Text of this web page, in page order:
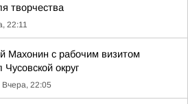
творчества
22:11
Махонин с рабочим визитом
Чусовской округ
Вчера, 22:05